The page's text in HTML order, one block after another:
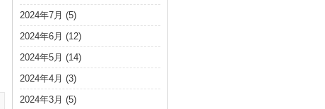
2024年7月 (5)
2024年6月 (12)
2024年5月 (14)
2024年4月 (3)
2024年3月 (5)